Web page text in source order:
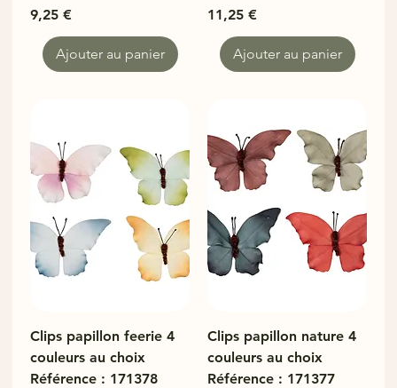
Prix
9,25 €
Ajouter au panier
Prix
11,25 €
Ajouter au panier
Clips papillon feerie 4
couleurs au choix
Référence : 171378
Clips papillon nature 4
couleurs au choix
Référence : 171377